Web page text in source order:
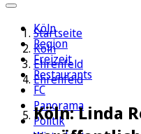
Köln
Region
Freizeit
Restaurants
FC
Panorama
Politik
Startseite
Köln
Ehrenfeld
Ehrenfeld
Köln: Linda